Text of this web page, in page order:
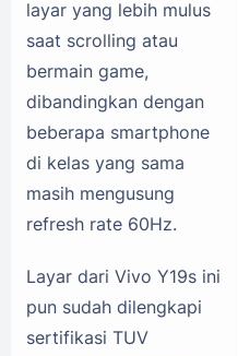
layar yang lebih mulus
saat scrolling atau
bermain game,
dibandingkan dengan
beberapa smartphone
di kelas yang sama
masih mengusung
refresh rate 60Hz.
Layar dari Vivo Y19s ini
pun sudah dilengkapi
sertifikasi TUV